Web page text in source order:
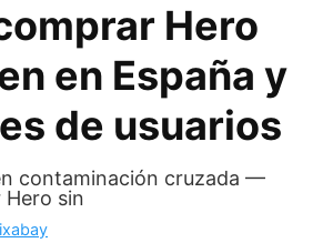
Hero
en España y
de usuarios